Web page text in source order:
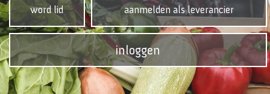
word lid aanmelden als leverancier
inloggen